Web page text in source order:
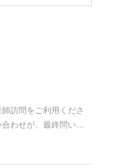
訪問をご利用くださ
わせが、最終問い…